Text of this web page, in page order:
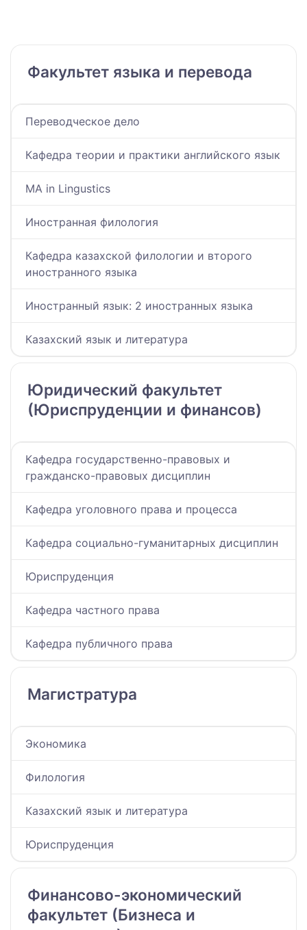
Факультет языка и перевода
Переводческое дело
Кафедра теории и практики английского язык
MA in Lingustics
Иностранная филология
Кафедра казахской филологии и второго
иностранного языка
Иностранный язык: 2 иностранных языка
Казахский язык и литература
Юридический факультет
(Юриспруденции и финансов)
Кафедра государственно-правовых и
гражданско-правовых дисциплин
Кафедра уголовного права и процесса
Кафедра социально-гуманитарных дисциплин
Юриспруденция
Кафедра частного права
Кафедра публичного права
Магистратура
Экономика
Филология
Казахский язык и литература
Юриспруденция
Финансово-экономический
факультет (Бизнеса и